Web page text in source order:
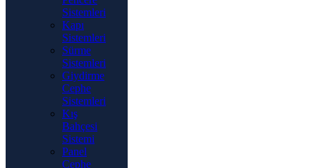
Sistemleri
Kapı
Sistemleri
Sürme
Sistemleri
Giydirme
Cephe
Sistemleri
Kış
Bahçesi
Sistemi
Panel
Cephe